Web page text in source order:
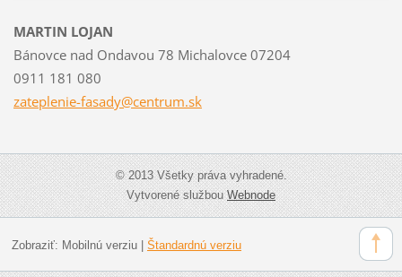
MARTIN LOJAN
Bánovce nad Ondavou 78 Michalovce 07204
0911 181 080
zateplenie-fasady@centrum.sk
© 2013 Všetky práva vyhradené.
Vytvorené službouWebnode
Zobraziť: Mobilnú verziu| Štandardnú verziu